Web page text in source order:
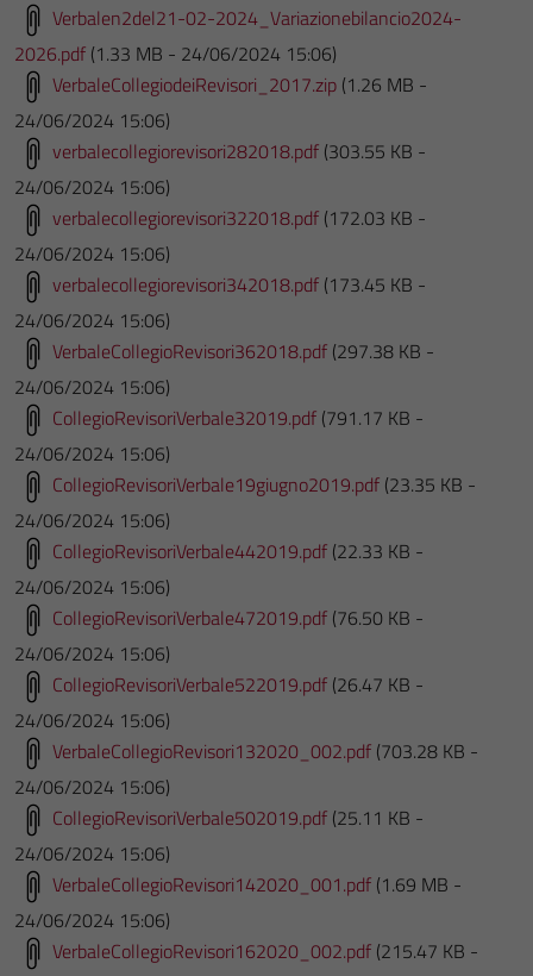
Verbalen2del21-02-2024_Variazionebilancio2024-
2026.pdf (1.33 MB - 24/06/2024 15:06)
VerbaleCollegiodeiRevisori_2017.zip (1.26 MB -
24/06/2024 15:06)
verbalecollegiorevisori282018.pdf (303.55 KB -
24/06/2024 15:06)
verbalecollegiorevisori322018.pdf (172.03 KB -
24/06/2024 15:06)
verbalecollegiorevisori342018.pdf (173.45 KB -
24/06/2024 15:06)
VerbaleCollegioRevisori362018.pdf (297.38 KB -
24/06/2024 15:06)
CollegioRevisoriVerbale32019.pdf (791.17 KB -
24/06/2024 15:06)
CollegioRevisoriVerbale19giugno2019.pdf (23.35 KB -
24/06/2024 15:06)
CollegioRevisoriVerbale442019.pdf (22.33 KB -
24/06/2024 15:06)
CollegioRevisoriVerbale472019.pdf (76.50 KB -
24/06/2024 15:06)
CollegioRevisoriVerbale522019.pdf (26.47 KB -
24/06/2024 15:06)
VerbaleCollegioRevisori132020_002.pdf (703.28 KB -
24/06/2024 15:06)
CollegioRevisoriVerbale502019.pdf (25.11 KB -
24/06/2024 15:06)
VerbaleCollegioRevisori142020_001.pdf (1.69 MB -
24/06/2024 15:06)
VerbaleCollegioRevisori162020_002.pdf (215.47 KB -